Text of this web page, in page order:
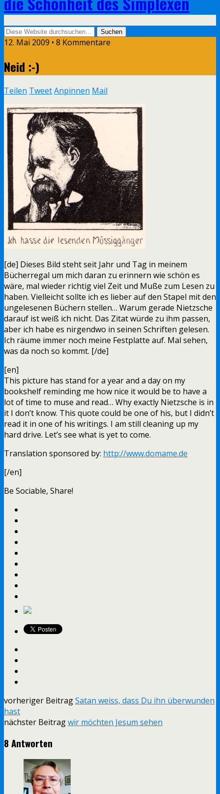
12. Mai 2009 • 8 Kommentare
Neid :-)
Teilen TweetAnpinnen Mail
[de] Dieses Bild steht seit Jahr und Tag in meinem
Bücherregal um mich daran zu erinnern wie schön es
wäre, mal wieder richtig viel Zeit und Muße zum Lesen zu
haben. Vielleicht sollte ich es lieber auf den Stapel mit den
ungelesenen Büchern stellen… Warum gerade Nietzsche
darauf ist weiß ich nicht. Das Zitat würde zu ihm passen,
aber ich habe es nirgendwo in seinen Schriften gelesen.
Ich räume immer noch meine Festplatte auf. Mal sehen,
was da noch so kommt. [/de]
[en]
This picture has stand for a year and a day on my
bookshelf reminding me how nice it would be to have a
lot of time to muse and read… Why exactly Nietzsche is in
it I don’t know. This quote could be one of his, but I didn’t
read it in one of his writings. I am still cleaning up my
hard drive. Let’s see what is yet to come.
Translation sponsored by: http://www.domame.de
[/en]
Be Sociable, Share!
vorheriger BeitragSatan weiss, dass Du ihn überwunden
hast
nächster Beitragwir möchten Jesum sehen
8 Antworten